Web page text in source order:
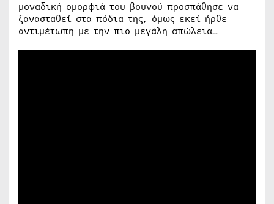
μοναδική ομορφιά του βουνού προσπάθησε να
ξανασταθεί στα πόδια της, όμως εκεί ήρθε
αντιμέτωπη με την πιο μεγάλη απώλεια…